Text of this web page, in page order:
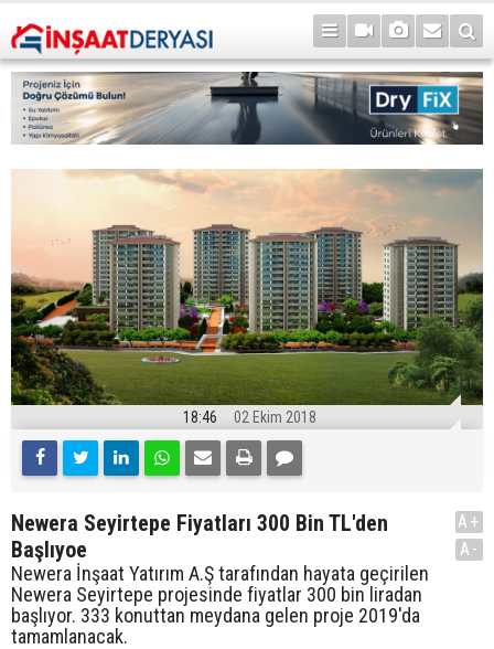
18:46 02 Ekim 2018
Newera Seyirtepe Fiyatları 300 Bin TL'den
Başlıyoe
Newera İnşaat Yatırım A.Ş tarafından hayata geçirilen
Newera Seyirtepe projesinde fiyatlar 300 bin liradan
başlıyor. 333 konuttan meydana gelen proje 2019'da
tamamlanacak.
A+
A-